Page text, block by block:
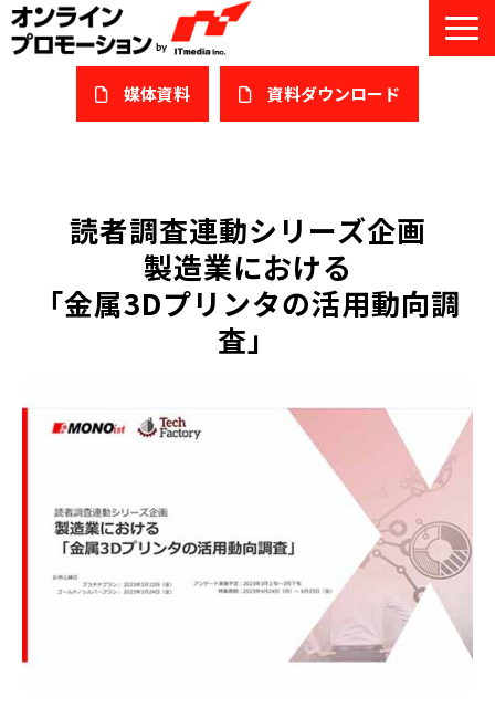
媒体資料 ​資料ダウンロード
私たちについて
サービスガイド/お役立ち資料
課題/ターゲット別で探す
読者調査連動シリーズ企画
製造業における
「金属3Dプリンタの活用動向調
査」